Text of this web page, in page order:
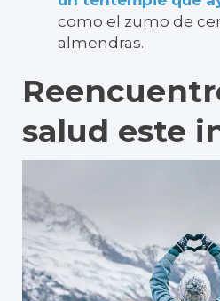
como el zumo de
almendras.
salud este